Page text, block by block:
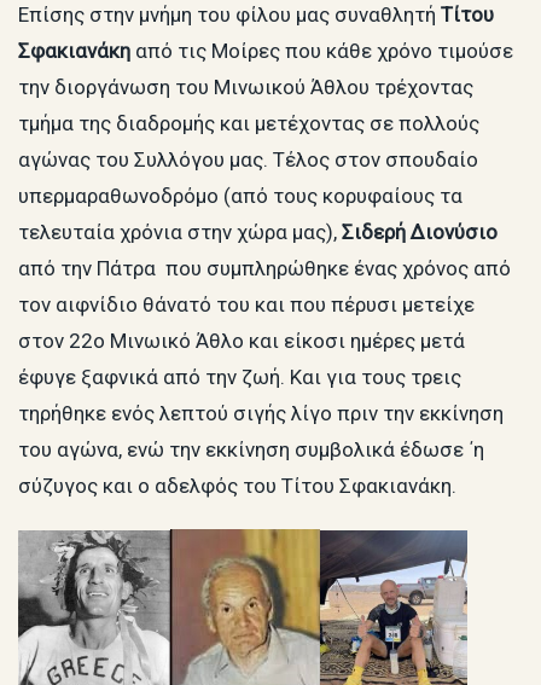
Επίσης στην μνήμη του φίλου μας συναθλητή Τίτου
Σφακιανάκη από τις Μοίρες που κάθε χρόνο τιμούσε
την διοργάνωση του Μινωικού Άθλου τρέχοντας
τμήμα της διαδρομής και μετέχοντας σε πολλούς
αγώνας του Συλλόγου μας. Τέλος στον σπουδαίο
υπερμαραθωνοδρόμο (από τους κορυφαίους τα
τελευταία χρόνια στην χώρα μας), Σιδερή Διονύσιο
από την Πάτρα που συμπληρώθηκε ένας χρόνος από
τον αιφνίδιο θάνατό του και που πέρυσι μετείχε
στον 22ο Μινωικό Άθλο και είκοσι ημέρες μετά
έφυγε ξαφνικά από την ζωή. Και για τους τρεις
τηρήθηκε ενός λεπτού σιγής λίγο πριν την εκκίνηση
του αγώνα, ενώ την εκκίνηση συμβολικά έδωσε ΄η
σύζυγος και ο αδελφός του Τίτου Σφακιανάκη.